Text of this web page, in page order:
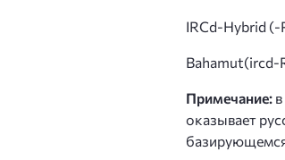
IRCd-Hybrid (-
Bahamut(ircd-
Примечание:
оказывает